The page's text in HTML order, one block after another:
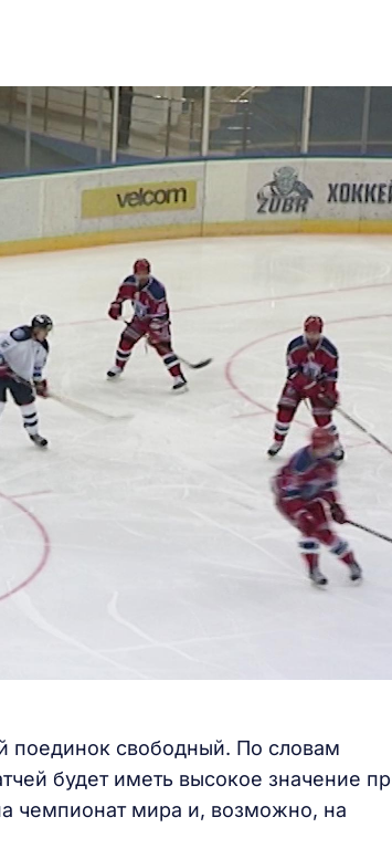
поединок свободный. По словам
будет иметь высокое значение
чемпионат мира и, возможно, на